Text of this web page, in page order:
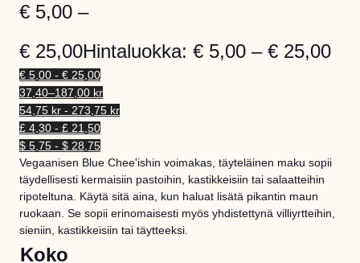
€ 5,00 –
€ 25,00Hintaluokka: € 5,00 – € 25,00
€ 5,00 - € 25,00
37,40–187,00 kr
54,75 kr - 273,75 kr
£ 4,30 - £ 21,50
$ 5,75 - $ 28,75
Vegaanisen Blue Chee'ishin voimakas, täyteläinen maku sopii
täydellisesti kermaisiin pastoihin, kastikkeisiin tai salaatteihin
ripoteltuna. Käytä sitä aina, kun haluat lisätä pikantin maun
ruokaan. Se sopii erinomaisesti myös yhdistettynä villiyrtteihin,
sieniin, kastikkeisiin tai täytteeksi.
Koko